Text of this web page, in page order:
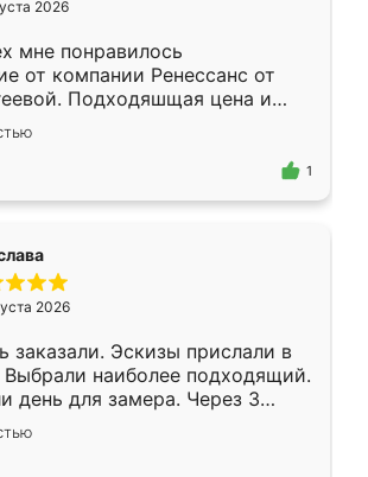
2026
мне понравилось
от компании Ренессанс от
Подходяшщая цена и
изготовления. Приехавший
сотрудник Владислав
моему эскизу самый
1
2026
заказали. Эскизы прислали в
Выбрали наиболее подходящий.
день для замера. Через 3
была уже готова. Остались
Спасибо Ренессанс
работу!